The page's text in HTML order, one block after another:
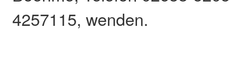
4257115, wenden.